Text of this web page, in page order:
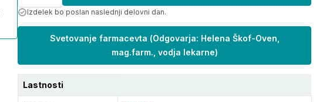
Izdelek bo poslan naslednji delovni dan.
Svetovanje farmacevta (Odgovarja: Helena Škof-Oven,
mag.farm., vodja lekarne)
Lastnosti